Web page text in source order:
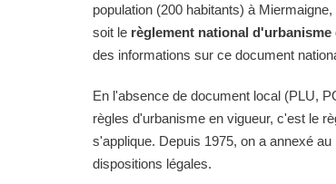
population (200 habitants) à
soit le règlement national d'urbanisme
des informations sur ce document
En l'absence de document local (PLU,
règles d'urbanisme en vigueur, c'est le
s'applique. Depuis 1975, on a annexé au
dispositions légales.